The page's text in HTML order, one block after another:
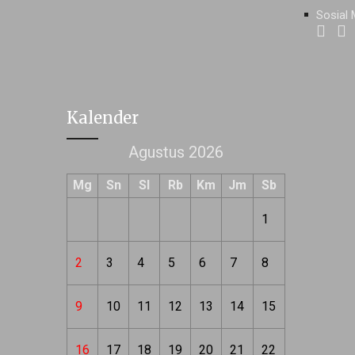
Sosial
Kalender
Agustus 2026
Mg Sn Sl Rb Km Jm Sb
1
2 3 4 5 6 7 8
9 10 11 12 13 14 15
16 17 18 19 20 21 22